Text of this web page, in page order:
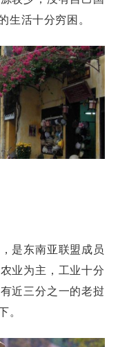
生活十分穷困。
是东南亚联盟成员
业为主，工业十分
近三分之一的老挝
。